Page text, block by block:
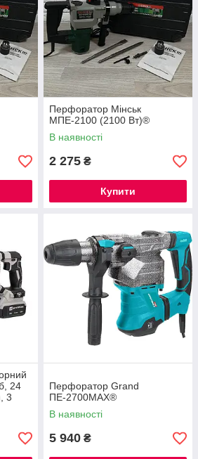
Перфоратор Мінськ
МПЕ-2100 (2100 Вт)®
В наявності
2 275 ₴
Купити
24
3
Перфоратор Grand
ПЕ-2700MAX®
В наявності
5 940 ₴